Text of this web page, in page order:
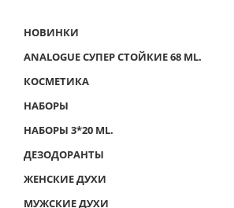
НОВИНКИ
ANALOGUE СУПЕР СТОЙКИЕ 68 ML.
КОСМЕТИКА
НАБОРЫ
НАБОРЫ 3*20 ML.
ДЕЗОДОРАНТЫ
ЖЕНСКИЕ ДУХИ
МУЖСКИЕ ДУХИ